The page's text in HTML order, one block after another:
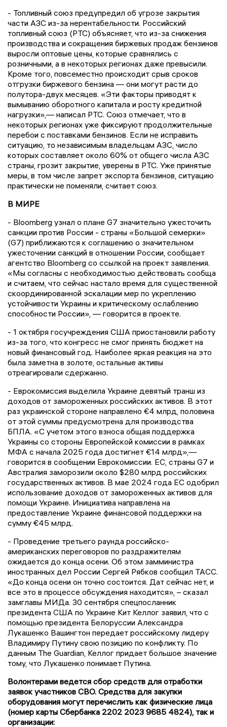
- Топливный союз предупредил об угрозе закрытия
части АЗС из-за нерентабельности. Российский
топливный союз (РТС) объясняет, что из-за снижения
производства и сокращения биржевых продаж бензинов
выросли оптовые цены, которые сравнялись с
розничными, а в некоторых регионах даже превысили.
Кроме того, повсеместно происходит срыв сроков
отгрузки биржевого бензина — они могут расти до
полутора-двух месяцев. «Эти факторы приводят к
вымыванию оборотного капитала и росту кредитной
нагрузки»,— написал РТС. Союз отмечает, что в
некоторых регионах уже фиксируют продолжительные
перебои с поставками бензинов. Если не исправить
ситуацию, то независимым владельцам АЗС, число
которых составляет около 60% от общего числа АЗС
страны, грозит закрытие, уверены в РТС. Уже принятые
меры, в том числе запрет экспорта бензинов, ситуацию
практически не поменяли, считает союз.
В МИРЕ
- Bloomberg узнал о плане G7 значительно ужесточить
санкции против России - страны «Большой семерки»
(G7) приближаются к соглашению о значительном
ужесточении санкций в отношении России, сообщает
агентство Bloomberg со ссылкой на проект заявления.
«Мы согласны с необходимостью действовать сообща
и считаем, что сейчас настало время для существенной
скоординированной эскалации мер по укреплению
устойчивости Украины и критическому ослаблению
способности России», — говорится в проекте.
- 1 октября госучреждения США приостановили работу
из-за того, что конгресс не смог принять бюджет на
новый финансовый год. Наиболее яркая реакция на это
была заметна в золоте, остальные активы
отреагировали сдержанно.
- Еврокомиссия выделила Украине девятый транш из
доходов от замороженных российских активов. В этот
раз украинской стороне направлено €4 млрд, половина
от этой суммы предусмотрена для производства
БПЛА. «С учетом этого взноса общая поддержка
Украины со стороны Европейской комиссии в рамках
МФА с начала 2025 года достигнет €14 млрд»,—
говорится в сообщении Еврокомиссии. ЕС, страны G7 и
Австралия заморозили около $280 млрд российских
государственных активов. В мае 2024 года ЕС одобрил
использование доходов от замороженных активов для
помощи Украине. Инициатива направлена на
предоставление Украине финансовой поддержки на
сумму €45 млрд.
- Проведение третьего раунда российско-
американских переговоров по раздражителям
ожидается до конца осени. Об этом замминистра
иностранных дел России Сергей Рябков сообщил ТАСС.
«До конца осени он точно состоится. Дат сейчас нет, и
все это в процессе обсуждения находится», – сказал
замглавы МИДа. 30 сентября спецпосланник
президента США по Украине Кит Келлог заявил, что с
помощью президента Белоруссии Александра
Лукашенко Вашингтон передает российскому лидеру
Владимиру Путину свою позицию по конфликту. По
данным The Guardian, Келлог придает большое значение
тому, что Лукашенко понимает Путина.
Волонтерами ведется сбор средств для отработки
заявок участников СВО. Средства для закупки
оборудования могут перечислить как физические лица
(номер карты Сбербанка 2202 2023 9685 4824), так и
организации: